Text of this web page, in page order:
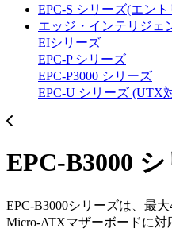
EPC-S シリーズ(エン
エッジ・インテリジェ
EIシリーズ
EPC-P シリーズ
EPC-P3000 シリーズ
EPC-U シリーズ (UTX
EPC-B3000
EPC-B3000シリーズは、最
Micro-ATXマザーボードに対